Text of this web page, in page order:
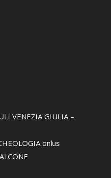
VENEZIA GIULIA –
onlus